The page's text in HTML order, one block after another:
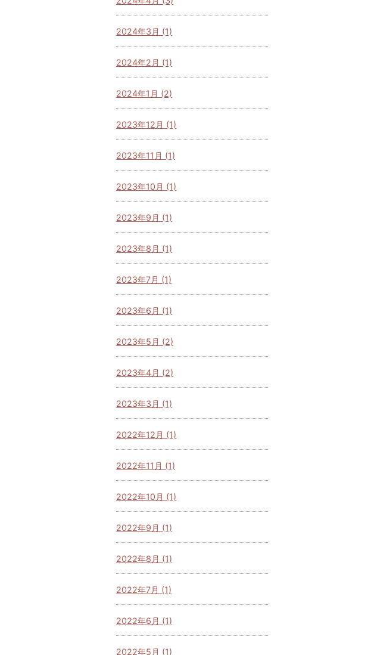
2024年3月 (1)
2024年2月 (1)
2024年1月 (2)
2023年12月 (1)
2023年11月 (1)
2023年10月 (1)
2023年9月 (1)
2023年8月 (1)
2023年7月 (1)
2023年6月 (1)
2023年5月 (2)
2023年4月 (2)
2023年3月 (1)
2022年12月 (1)
2022年11月 (1)
2022年10月 (1)
2022年9月 (1)
2022年8月 (1)
2022年7月 (1)
2022年6月 (1)
2022年5月 (1)